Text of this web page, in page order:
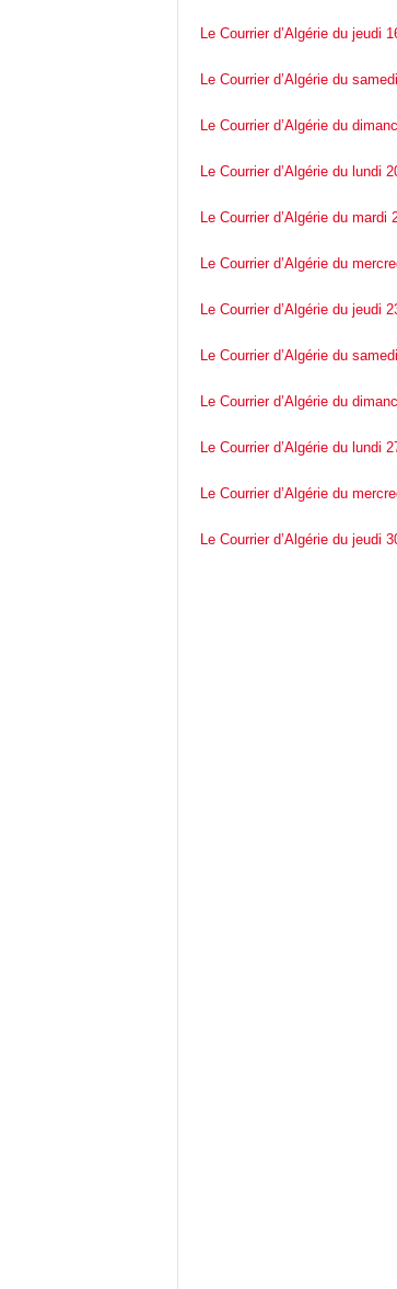
Le Courrier d’Algérie du jeudi
Le Courrier d’Algérie du
Le Courrier d’Algérie du
Le Courrier d’Algérie du lundi
Le Courrier d’Algérie du mardi
Le Courrier d’Algérie du
Le Courrier d’Algérie du jeudi
Le Courrier d’Algérie du
Le Courrier d’Algérie du
Le Courrier d’Algérie du lundi
Le Courrier d’Algérie du
Le Courrier d’Algérie du jeudi